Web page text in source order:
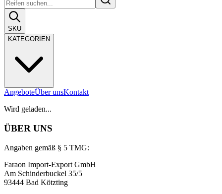
SKU
KATEGORIEN
AngeboteÜber unsKontakt
Wird geladen...
ÜBER UNS
Angaben gemäß § 5 TMG:
Faraon Import-Export GmbH
Am Schinderbuckel 35/5
93444 Bad Kötzting